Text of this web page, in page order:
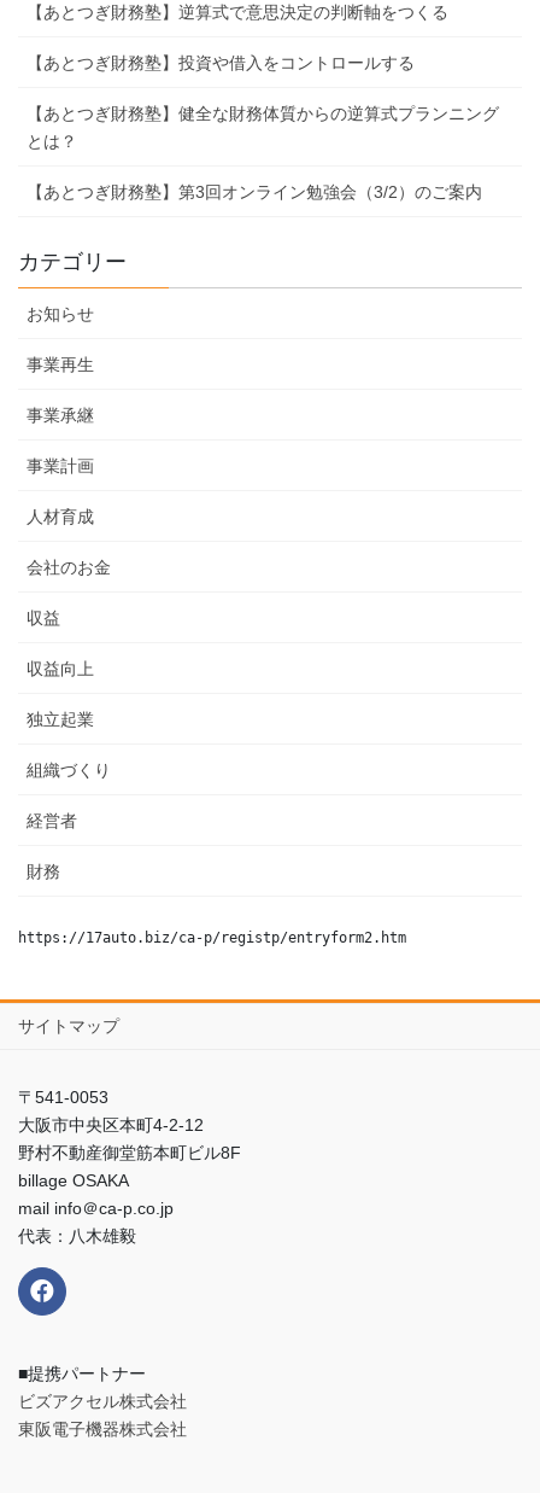
【あとつぎ財務塾】逆算式で意思決定の判断軸をつくる
【あとつぎ財務塾】投資や借入をコントロールする
【あとつぎ財務塾】健全な財務体質からの逆算式プランニング
とは？
【あとつぎ財務塾】第3回オンライン勉強会（3/2）のご案内
カテゴリー
お知らせ
事業再生
事業承継
事業計画
人材育成
会社のお金
収益
収益向上
独立起業
組織づくり
経営者
財務
https://17auto.biz/ca-p/registp/entryform2.htm
サイトマップ
〒541-0053
大阪市中央区本町4-2-12
野村不動産御堂筋本町ビル8F
billage OSAKA
mail info＠ca-p.co.jp
代表：八木雄毅
■提携パートナー
ビズアクセル株式会社
東阪電子機器株式会社